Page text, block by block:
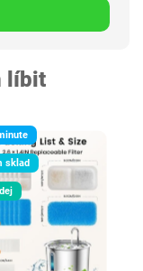
líbit
sklad